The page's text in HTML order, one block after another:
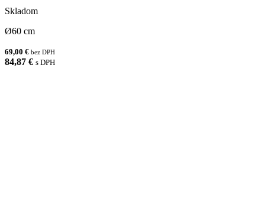
Skladom
Ø60 cm
69,00 € bez DPH
84,87 € s DPH